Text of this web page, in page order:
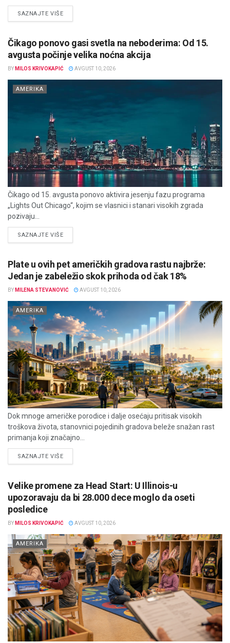
SAZNAJTE VIŠEDETAILS
Čikago ponovo gasi svetla na neboderima: Od 15.
avgusta počinje velika noćna akcija
BY MILOS KRIVOKAPIĆ AVGUST 10, 2026
AMERIKA
Čikago od 15. avgusta ponovo aktivira jesenju fazu programa
„Lights Out Chicago“, kojim se vlasnici i stanari visokih zgrada
pozivaju...
SAZNAJTE VIŠEDETAILS
Plate u ovih pet američkih gradova rastu najbrže:
Jedan je zabeležio skok prihoda od čak 18%
BY MILENA STEVANOVIĆ AVGUST 10, 2026
AMERIKA
Dok mnoge američke porodice i dalje osećaju pritisak visokih
troškova života, stanovnici pojedinih gradova beleže snažan rast
primanja koji značajno...
SAZNAJTE VIŠEDETAILS
Velike promene za Head Start: U Illinois-u
upozoravaju da bi 28.000 dece moglo da oseti
posledice
BY MILOS KRIVOKAPIĆ AVGUST 10, 2026
AMERIKA